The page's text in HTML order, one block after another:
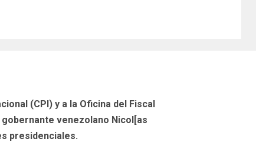
(CPI) y a la Oficina del Fiscal
venezolano Nicol[as
presidenciales.